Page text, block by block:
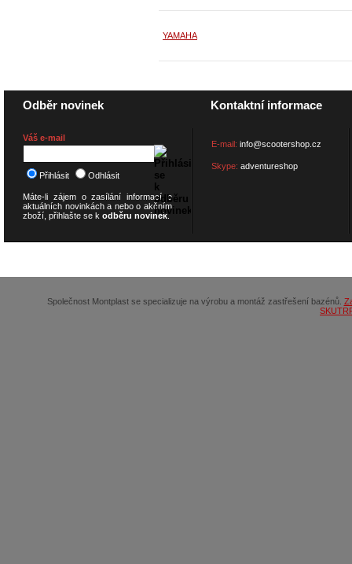
YAMAHA
Odběr novinek
Váš e-mail
Přihlásit Odhlásit
Máte-li zájem o zasílání informací o
aktuálních novinkách a nebo o akčním
zboží, přihlašte se k odběru novinek.
Kontaktní informace
E-mail: info@scootershop.cz
Skype: adventureshop
Společnost Montplast se specializuje na výrobu a montáž zastřešení bazénů.